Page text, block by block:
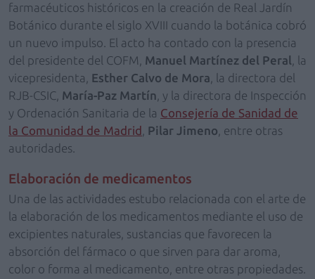
farmacéuticos históricos en la creación de Real Jardín
Botánico durante el siglo XVIII cuando la botánica cobró
un nuevo impulso. El acto ha contado con la presencia
del presidente del COFM, Manuel Martínez del Peral , la
vicepresidenta, Esther Calvo de Mora , la directora del
RJB-CSIC, María-Paz Martín , y la directora de Inspección
y Ordenación Sanitaria de la Consejería de Sanidad de
la Comunidad de Madrid Pilar Jimeno , entre otras
autoridades.
Elaboración de medicamentos
Una de las actividades estubo relacionada con el arte de
la elaboración de los medicamentos mediante el uso de
excipientes naturales, sustancias que favorecen la
absorción del fármaco o que sirven para dar aroma,
color o forma al medicamento, entre otras propiedades.